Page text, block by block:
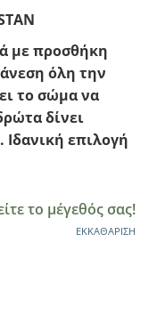
με προσθήκη
όλη την
το σώμα να
δίνει
επιλογή
το μέγεθός σας!
ΕΚΚΑΘΆΡΙΣΗ